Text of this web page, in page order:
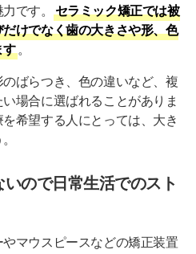
です。
セラミック矯正では被
けでなく歯の大きさや形、色
す 。
ばらつき、色の違いなど、複
場合に選ばれることがありま
希望する人にとっては、大き
ので日常生活でのスト
マウスピースなどの矯正装置